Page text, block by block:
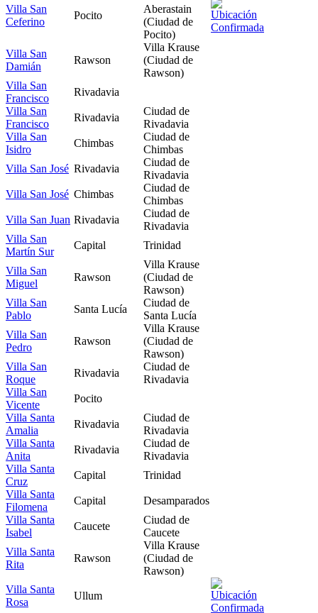
Villa San
Ceferino
Pocito
Aberastain
(Ciudad de
Pocito)
Villa San
Damián
Rawson
Villa Krause
(Ciudad de
Rawson)
Villa San
Francisco
Rivadavia
Villa San
Francisco
Rivadavia
Ciudad de
Rivadavia
Villa San
Isidro
Chimbas
Ciudad de
Chimbas
Villa San José Rivadavia
Ciudad de
Rivadavia
Villa San José Chimbas
Ciudad de
Chimbas
Villa San Juan Rivadavia
Ciudad de
Rivadavia
Villa San
Martín Sur
Capital Trinidad
Villa San
Miguel
Rawson
Villa Krause
(Ciudad de
Rawson)
Villa San
Pablo
Santa Lucía
Ciudad de
Santa Lucía
Villa San
Pedro
Rawson
Villa Krause
(Ciudad de
Rawson)
Villa San
Roque
Rivadavia
Ciudad de
Rivadavia
Villa San
Vicente
Pocito
Villa Santa
Amalia
Rivadavia
Ciudad de
Rivadavia
Villa Santa
Anita
Rivadavia
Ciudad de
Rivadavia
Villa Santa
Cruz
Capital
Trinidad
Villa Santa
Filomena
Capital
Desamparados
Villa Santa
Isabel
Caucete
Ciudad de
Caucete
Villa Santa
Rita
Rawson
Villa Krause
(Ciudad de
Rawson)
Villa Santa
Rosa
Ullum